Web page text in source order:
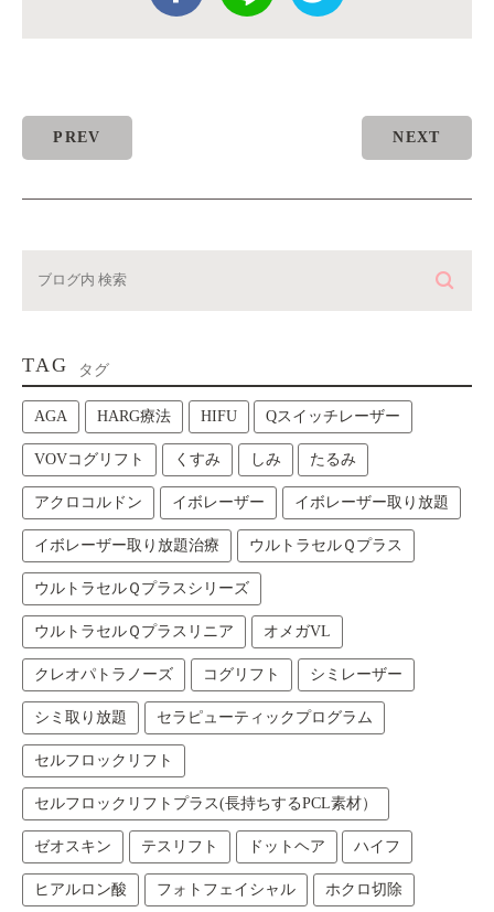
PREV NEXT
TAG タグ
AGA HARG療法 HIFU Qスイッチレーザー
VOVコグリフト くすみ しみ たるみ
アクロコルドン イボレーザー イボレーザー取り放題
イボレーザー取り放題治療 ウルトラセルＱプラス
ウルトラセルＱプラスシリーズ
ウルトラセルＱプラスリニア オメガVL
クレオパトラノーズ コグリフト シミレーザー
シミ取り放題 セラピューティックプログラム
セルフロックリフト
セルフロックリフトプラス(長持ちするPCL素材）
ゼオスキン テスリフト ドットヘア ハイフ
ヒアルロン酸 フォトフェイシャル ホクロ切除